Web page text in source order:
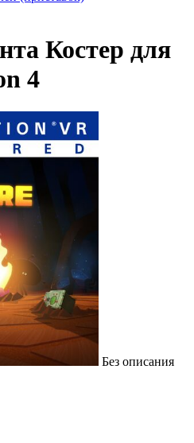
Костер для
4
Без описания